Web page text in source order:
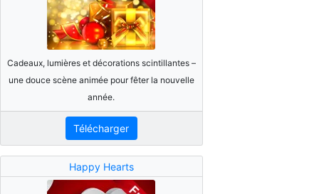
Cadeaux, lumières et décorations scintillantes –
une douce scène animée pour fêter la nouvelle
année.
Télécharger
Happy Hearts